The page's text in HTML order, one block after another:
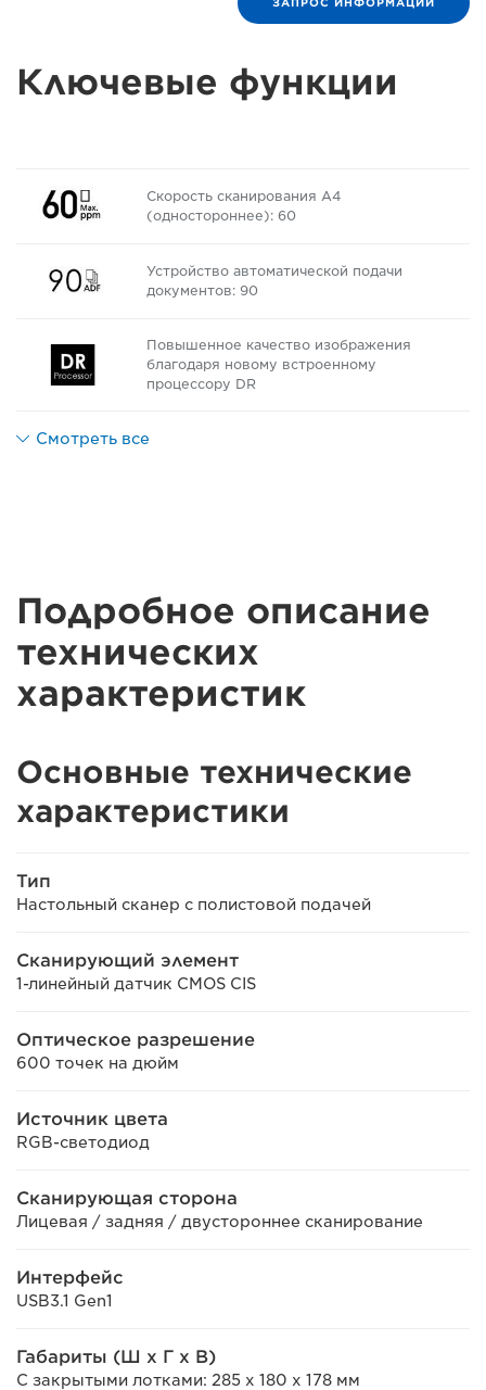
Ключевые функции
Скорость сканирования A4
(одностороннее): 60
Устройство автоматической подачи
документов: 90
Повышенное качество изображения
благодаря новому встроенному
процессору DR
Смотреть все
Подробное описание
технических
характеристик
Основные технические
характеристики
Тип
Настольный сканер с полистовой подачей
Сканирующий элемент
1-линейный датчик CMOS CIS
Оптическое разрешение
600 точек на дюйм
Источник цвета
RGB-светодиод
Сканирующая сторона
Лицевая / задняя / двустороннее сканирование
Интерфейс
USB3.1 Gen1
Габариты (Ш x Г x В)
С закрытыми лотками: 285 x 180 x 178 мм